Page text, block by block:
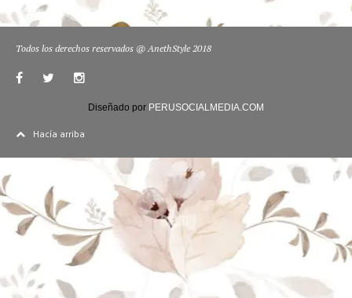
Todos los derechos reservados @ AnethStyle 2018
Diseñado por PERUSOCIALMEDIA.COM
Hacía arriba